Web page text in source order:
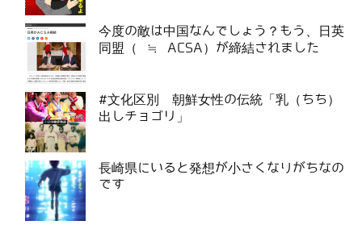
今度の敵は中国なんでしょう？もう、日英
同盟（ ≒ ACSA）が締結されました
#文化区別 朝鮮女性の伝統「乳（ちち）
出しチョゴリ」
長崎県にいると発想が小さくなりがちなの
です